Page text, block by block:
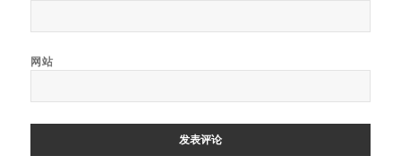
网站